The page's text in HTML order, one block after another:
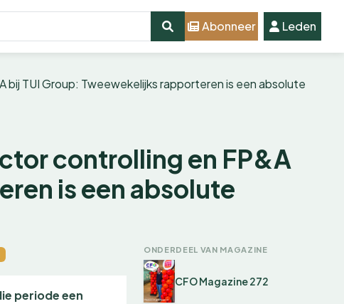
Abonneer Leden
bij TUI Group: Tweewekelijks rapporteren is een absolute
controlling en FP&A
is een absolute
periode een
ONDERDEEL VAN MAGAZINE
CFO Magazine 272